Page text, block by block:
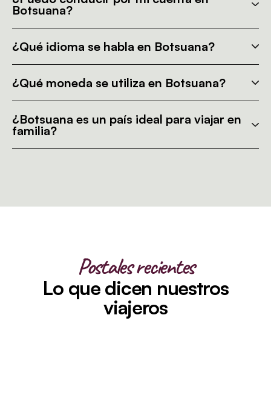
Botsuana?
¿Qué idioma se habla en Botsuana?
¿Qué moneda se utiliza en Botsuana?
¿Botsuana es un país ideal para viajar en
familia?
Postales recientes
Lo que dicen nuestros
viajeros